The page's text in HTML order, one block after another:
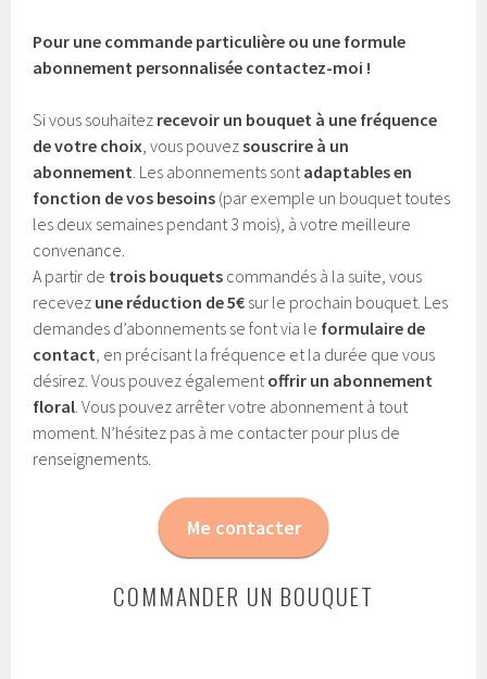
Pour une commande particulière ou une formule
abonnement personnalisée contactez-moi !
Si vous souhaitez recevoir un bouquet à une fréquence
de votre choix , vous pouvezsouscrire à un
abonnement . Les abonnements sont adaptables en
fonction de vos besoins (par exemple un bouquet toutes
les deux semaines pendant 3 mois), à votre meilleure
convenance.
A partir de trois bouquets commandés à la suite, vous
recevez une réduction de 5€ sur le prochain bouquet. Les
demandes d’abonnements se font via le formulaire de
contact , en précisant la fréquence et la durée que vous
désirez. Vous pouvez également offrir un abonnement
floral . Vous pouvez arrêter votre abonnement à tout
moment. N’hésitez pas à me contacter pour plus de
renseignements.
Me contacter
COMMANDER UN BOUQUET